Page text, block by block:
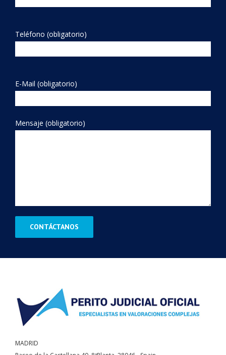
Teléfono (obligatorio)
E-Mail (obligatorio)
Mensaje (obligatorio)
MADRID